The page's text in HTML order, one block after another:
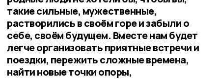
такие сильные, мужественные,
растворились в своём горе и забыли о
себе, своём будущем. Вместе нам будет
легче организовать приятные встречи и
поездки, пережить сложные времена,
найти новые точки опоры,